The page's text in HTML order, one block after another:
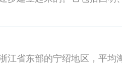
3县姚江以北地区)和浦东4
江省东部的宁绍地区，平均